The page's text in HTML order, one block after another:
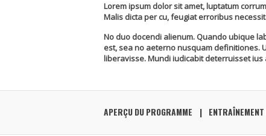
Lorem ipsum dolor sit amet, luptatum
Malis dicta per cu, feugiat erroribus
No duo docendi alienum. Quando ubique
est, sea no aeterno nusquam definitiones.
liberavisse. Mundi iudicabit deterruisset ius
APERÇU DU PROGRAMME